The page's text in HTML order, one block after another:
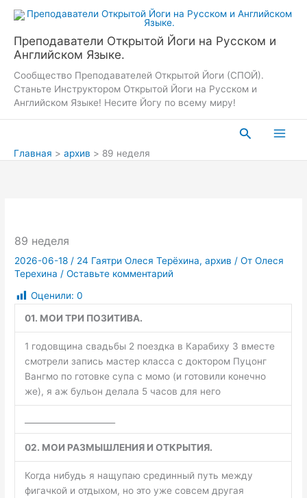
содержимому
Преподаватели Открытой Йоги на Русском и
Английском Языке.
Сообщество Преподавателей Открытой Йоги (СПОЙ).
Станьте Инструктором Открытой Йоги на Русском и
Английском Языке! Несите Йогу по всему миру!
Поиск
Главная архив 89 неделя
89 неделя
2026-06-18 / 24 Гаятри Олеся Терёхина,архив / ОтОлеся
Терехина /Оставьте комментарий
Оценили: 0
01. МОИ ТРИ ПОЗИТИВА.
1 годовщина свадьбы 2 поездка в Карабиху 3 вместе
смотрели запись мастер класса с доктором Пуцонг
Вангмо по готовке супа с момо (и готовили конечно
же), я аж бульон делала 5 часов для него
02. МОИ РАЗМЫШЛЕНИЯ И ОТКРЫТИЯ.
Когда нибудь я нащупаю срединный путь между
фигачкой и отдыхом, но это уже совсем другая